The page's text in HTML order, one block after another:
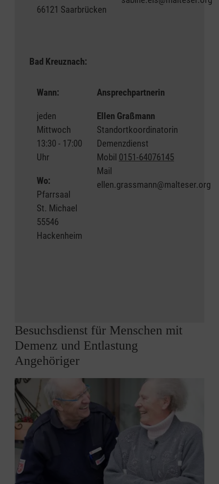
Entlastung.
fuer-menschen-mit-demenz.html
66121 Saarbrücken
Bad Kreuznach:
Wann:
jeden
Mittwoch
13:30 - 17:00
Uhr
Wo:
Pfarrsaal
St. Michael
55546
Hackenheim
Ansprechpartnerin
Ellen Graßmann
Standortkoordinatorin
Demenzdienst
Mobil 0151-64076145
Mail
ellen.grassmann@malteser.org
Besuchsdienst für Menschen mit
Demenz und Entlastung
Angehöriger